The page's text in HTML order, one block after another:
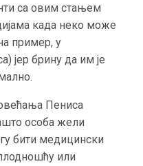
са овим стањем
када неко може
пример, у
јер брину да им је
Пениса
особа жели
бити медицински
или